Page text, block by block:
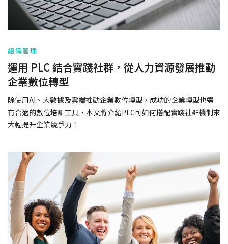
組織管理
運用 PLC 結合實踐社群，從人力資源發展推動
企業數位轉型
除使用AI、大數據及雲端推動企業數位轉型，成功的企業轉型也需
有合適的數位培訓工具，本文將介紹PLC可如何搭配實踐社群機制來
大幅提升企業競爭力！